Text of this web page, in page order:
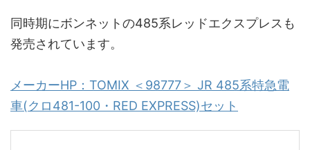
同時期にボンネットの485系レッドエクスプレスも
発売されています。
メーカーHP：TOMIX ＜98777＞ JR 485系特急電
車(クロ481-100・RED EXPRESS)セット